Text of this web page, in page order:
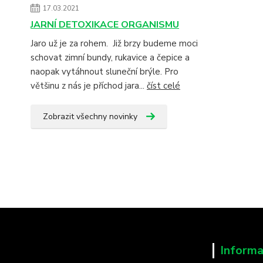
17.03.2021
JARNÍ DETOXIKACE ORGANISMU
Jaro už je za rohem. Již brzy budeme moci
schovat zimní bundy, rukavice a čepice a
naopak vytáhnout sluneční brýle. Pro
většinu z nás je příchod jara... číst celé
Zobrazit všechny novinky